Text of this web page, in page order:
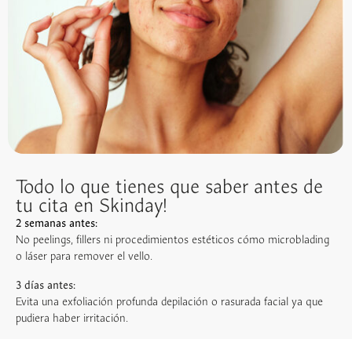
Todo lo que tienes que saber antes de
tu cita en Skinday!
2 semanas antes:
No peelings, fillers ni procedimientos estéticos cómo microblading
o láser para remover el vello.
3 días antes:
Evita una exfoliación profunda depilación o rasurada facial ya que
pudiera haber irritación.